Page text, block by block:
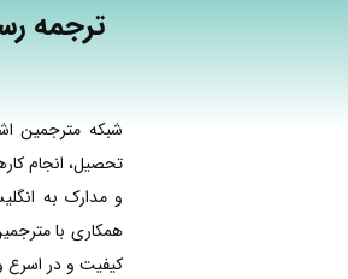
ترجمه
شبکه مترجمین
تحصیل، انجام
و مدارک به
همکاری با
کیفیت و در